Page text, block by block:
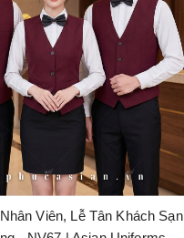
Viên, Lễ Tân Khách Sạn